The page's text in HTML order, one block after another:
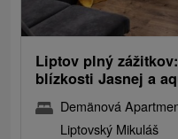
Liptov plný
blízkosti Jasnej a
Demänová
Liptovský Mikuláš